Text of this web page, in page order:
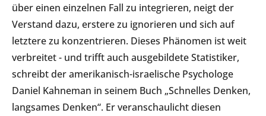
über einen einzelnen Fall zu integrieren, neigt der
Verstand dazu, erstere zu ignorieren und sich auf
letztere zu konzentrieren. Dieses Phänomen ist weit
verbreitet - und trifft auch ausgebildete Statistiker,
schreibt der amerikanisch-israelische Psychologe
Daniel Kahneman in seinem Buch „Schnelles Denken,
langsames Denken“. Er veranschaulicht diesen